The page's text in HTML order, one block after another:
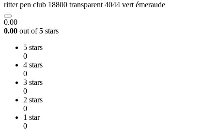
ritter pen club 18800 transparent 4044 vert émeraude
0.00
0.00 out of5 stars
5 stars
0
4 stars
0
3 stars
0
2 stars
0
1 star
0